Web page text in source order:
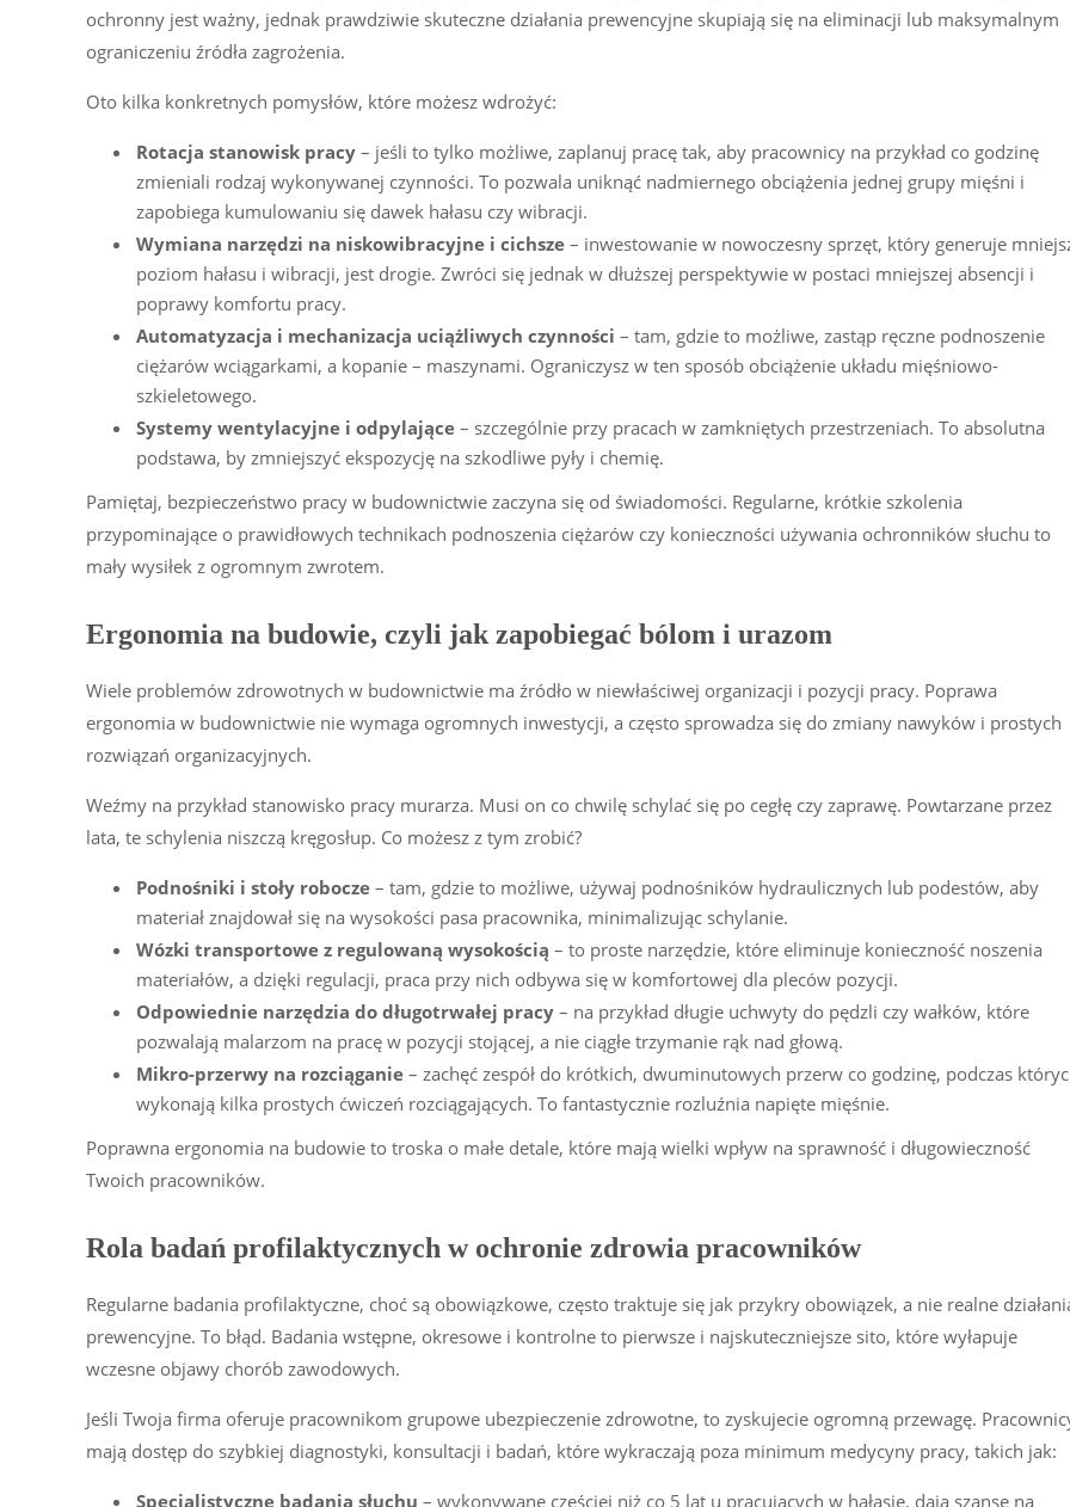
ochronny jest ważny, jednak prawdziwie skuteczne działania prewencyjne skupiają się na eliminacji lub maksymalnym
ograniczeniu źródła zagrożenia.
Oto kilka konkretnych pomysłów, które możesz wdrożyć:
Rotacja stanowisk pracy – jeśli to tylko możliwe, zaplanuj pracę tak, aby pracownicy na przykład co godzinę
zmieniali rodzaj wykonywanej czynności. To pozwala uniknąć nadmiernego obciążenia jednej grupy mięśni i
zapobiega kumulowaniu się dawek hałasu czy wibracji.
Wymiana narzędzi na niskowibracyjne i cichsze – inwestowanie w nowoczesny sprzęt, który generuje
poziom hałasu i wibracji, jest drogie. Zwróci się jednak w dłuższej perspektywie w postaci mniejszej absencji i
poprawy komfortu pracy.
Automatyzacja i mechanizacja uciążliwych czynności – tam, gdzie to możliwe, zastąp ręczne podnoszenie
ciężarów wciągarkami, a kopanie – maszynami. Ograniczysz w ten sposób obciążenie układu mięśniowo-
szkieletowego.
Systemy wentylacyjne i odpylające – szczególnie przy pracach w zamkniętych przestrzeniach. To absolutna
podstawa, by zmniejszyć ekspozycję na szkodliwe pyły i chemię.
Pamiętaj, bezpieczeństwo pracy w budownictwie zaczyna się od świadomości. Regularne, krótkie szkolenia
przypominające o prawidłowych technikach podnoszenia ciężarów czy konieczności używania ochronników słuchu to
mały wysiłek z ogromnym zwrotem.
Ergonomia na budowie, czyli jak zapobiegać bólom i urazom
Wiele problemów zdrowotnych w budownictwie ma źródło w niewłaściwej organizacji i pozycji pracy. Poprawa
ergonomia w budownictwie nie wymaga ogromnych inwestycji, a często sprowadza się do zmiany nawyków i prostych
rozwiązań organizacyjnych.
Weźmy na przykład stanowisko pracy murarza. Musi on co chwilę schylać się po cegłę czy zaprawę. Powtarzane przez
lata, te schylenia niszczą kręgosłup. Co możesz z tym zrobić?
Podnośniki i stoły robocze – tam, gdzie to możliwe, używaj podnośników hydraulicznych lub podestów, aby
materiał znajdował się na wysokości pasa pracownika, minimalizując schylanie.
Wózki transportowe z regulowaną wysokością – to proste narzędzie, które eliminuje konieczność noszenia
materiałów, a dzięki regulacji, praca przy nich odbywa się w komfortowej dla pleców pozycji.
Odpowiednie narzędzia do długotrwałej pracy – na przykład długie uchwyty do pędzli czy wałków, które
pozwalają malarzom na pracę w pozycji stojącej, a nie ciągłe trzymanie rąk nad głową.
Mikro-przerwy na rozciąganie – zachęć zespół do krótkich, dwuminutowych przerw co godzinę, podczas
wykonają kilka prostych ćwiczeń rozciągających. To fantastycznie rozluźnia napięte mięśnie.
Poprawna ergonomia na budowie to troska o małe detale, które mają wielki wpływ na sprawność i długowieczność
Twoich pracowników.
Rola badań profilaktycznych w ochronie zdrowia pracowników
Regularne badania profilaktyczne, choć są obowiązkowe, często traktuje się jak przykry obowiązek, a nie realne
prewencyjne. To błąd. Badania wstępne, okresowe i kontrolne to pierwsze i najskuteczniejsze sito, które wyłapuje
wczesne objawy chorób zawodowych.
Jeśli Twoja firma oferuje pracownikom grupowe ubezpieczenie zdrowotne, to zyskujecie ogromną przewagę.
mają dostęp do szybkiej diagnostyki, konsultacji i badań, które wykraczają poza minimum medycyny pracy, takich jak:
Specjalistyczne badania słuchu – wykonywane częściej niż co 5 lat u pracujących w hałasie, dają szansę na